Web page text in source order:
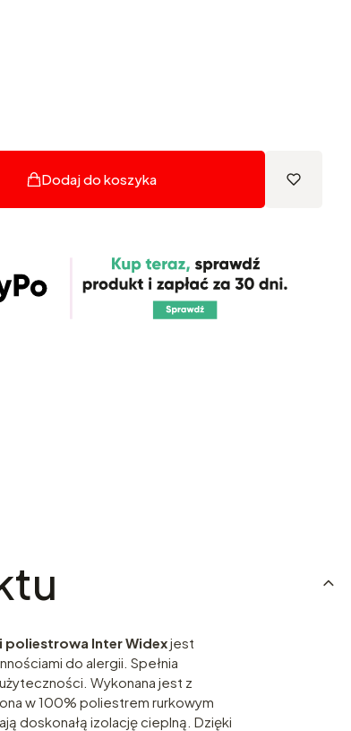
Dodaj do koszyka
poliestrowa Inter Widexjest
do alergii. Spełnia
Wykonana jest z
w 100% poliestrem rurkowym
doskonałą izolację cieplną. Dzięki